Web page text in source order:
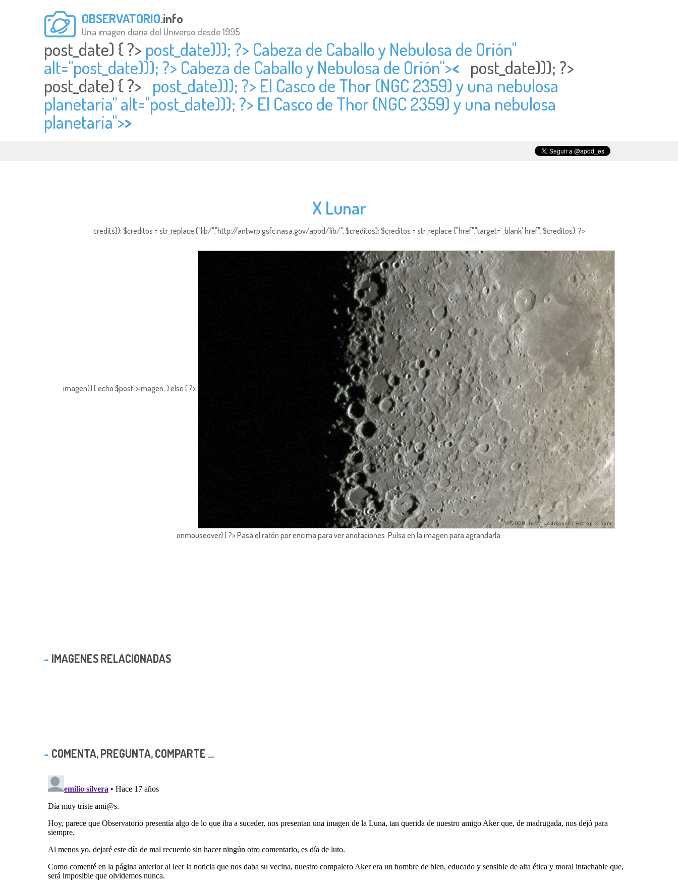
OBSERVATORIO.info
Una imagen diaria del Universo desde 1995
post_date) { ?> post_date))); ?> Cabeza de Caballo y Nebulosa de Orión"
alt="post_date))); ?> Cabeza de Caballo y Nebulosa de Orión">< post_date))); ?>
post_date) { ?> post_date))); ?> El Casco de Thor (NGC 2359) y una nebulosa
planetaria" alt="post_date))); ?> El Casco de Thor (NGC 2359) y una nebulosa
planetaria">>
X Lunar
credits)); $creditos = str_replace ("lib/","http://antwrp.gsfc.nasa.gov/apod/lib/", $creditos); $creditos = str_replace ("href","target='_blank' href", $creditos); ?>
imagen)) { echo $post->imagen; } else { ?>
onmouseover) { ?> Pasa el ratón por encima para ver anotaciones. Pulsa en la imagen para agrandarla.
IMAGENES RELACIONADAS
COMENTA, PREGUNTA, COMPARTE ...